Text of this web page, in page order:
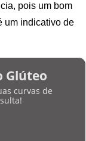
pois um bom
um indicativo de
Glúteo
curvas de